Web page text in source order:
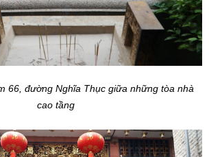
66, đường Nghĩa Thục giữa những tòa nhà
cao tầng